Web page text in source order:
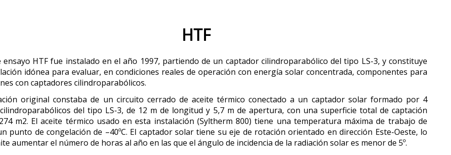
HTF
ensayo HTF fue instalado en el año 1997, partiendo de un captador cilindroparabólico del tipo LS-3, y constituye
idónea para evaluar, en condiciones reales de operación con energía solar concentrada, componentes para
con captadores cilindroparabólicos.
original constaba de un circuito cerrado de aceite térmico conectado a un captador solar formado por 4
del tipo LS-3, de 12 m de longitud y 5,7 m de apertura, con una superficie total de captación
m2. El aceite térmico usado en esta instalación (Syltherm 800) tiene una temperatura máxima de trabajo de
punto de congelación de –40ºC. El captador solar tiene su eje de rotación orientado en dirección Este-Oeste, lo
aumentar el número de horas al año en las que el ángulo de incidencia de la radiación solar es menor de 5º.